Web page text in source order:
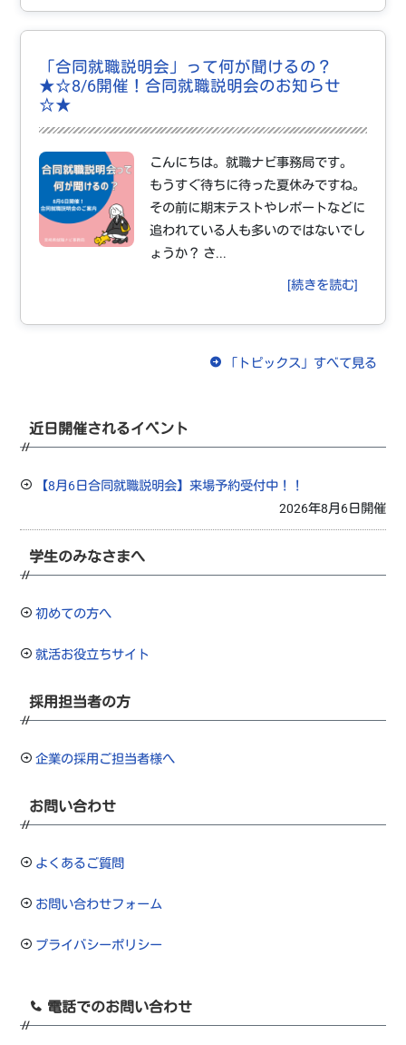
「合同就職説明会」って何が聞けるの？
★☆8/6開催！合同就職説明会のお知らせ
☆★
こんにちは。就職ナビ事務局です。
もうすぐ待ちに待った夏休みですね。
その前に期末テストやレポートなどに
追われている人も多いのではないでし
ょうか？ さ...
[続きを読む]
「トピックス」すべて見る
近日開催されるイベント
【8月6日合同就職説明会】来場予約受付中！！
2026年8月6日開催
学生のみなさまへ
初めての方へ
就活お役立ちサイト
採用担当者の方
企業の採用ご担当者様へ
お問い合わせ
よくあるご質問
お問い合わせフォーム
プライバシーポリシー
電話でのお問い合わせ